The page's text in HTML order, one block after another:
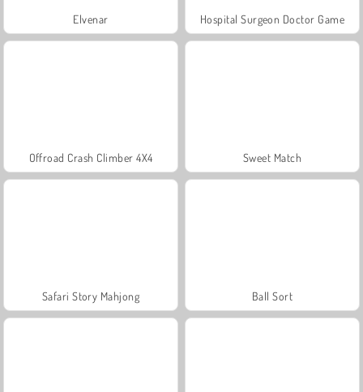
Elvenar Hospital Surgeon Doctor Game
Offroad Crash Climber 4X4 Sweet Match
Safari Story Mahjong Ball Sort